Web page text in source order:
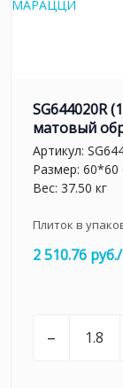
SG644020R
матовый
Артикул:
Размер: 60*60
Вес: 37.50 кг
Плиток в
2 510.76
–